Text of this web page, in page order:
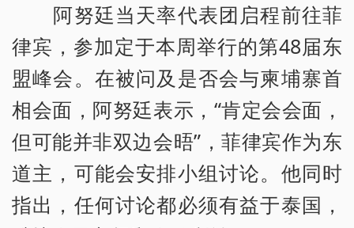
阿努廷当天率代表团启程前往菲
律宾，参加定于本周举行的第48届东
盟峰会。在被问及是否会与柬埔寨首
相会面，阿努廷表示，“肯定会会面，
但可能并非双边会晤”，菲律宾作为东
道主，可能会安排小组讨论。他同时
指出，任何讨论都必须有益于泰国，